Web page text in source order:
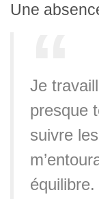
Une
Je
presque
suivre